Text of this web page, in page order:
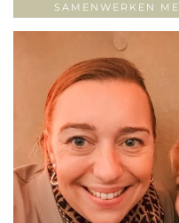
SAMENWERKEN